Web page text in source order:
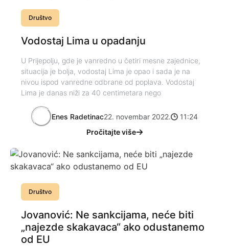
Društvo
Vodostaj Lima u opadanju
U Prijepolju, gde je vanredno u četiri mesne zajednice,
situacija je bolja, vodostaj Lima je opao i sada je na
nivou ispod vanredne odbrane od poplava. Vodostaj
Lima je danas niži za 40 centimetara nego
Enes Radetinac22. novembar 2022.
11:24
Pročitajte više
Društvo
Jovanović: Ne sankcijama, neće biti
„najezde skakavaca“ ako odustanemo
od EU